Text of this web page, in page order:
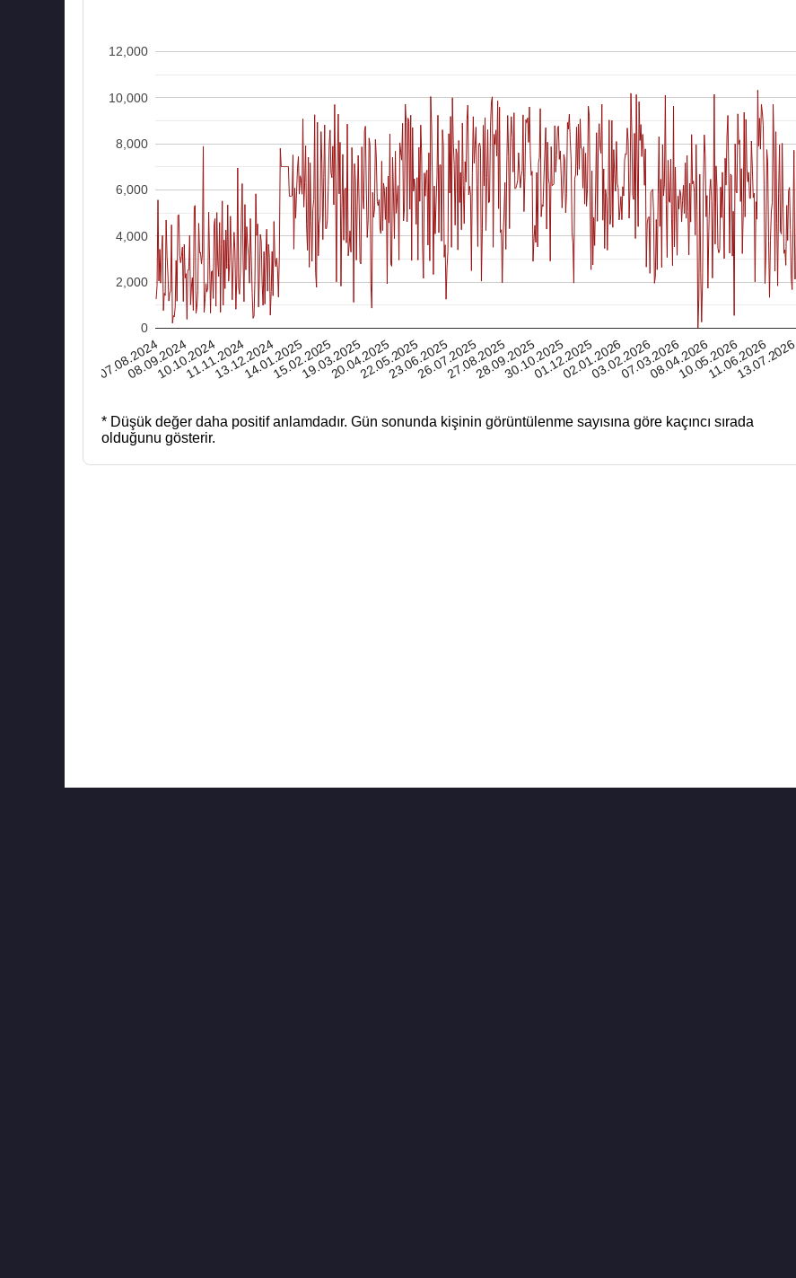
07.08.2024
08.09.2024
10.10.2024
11.11.2024
13.12.2024
14.01.2025
15.02.2025
19.03.2025
20.04.2025
22.05.2025
23.06.2025
26.07.2025
27.08.2025
28.09.2025
30.10.2025
01.12.2025
02.01.2026
03.02.2026
07.03.2026
08.04.2026
10.05.2026
11.06.2026
13.07.2026
0
2,000
4,000
6,000
8,000
10,000
12,000
* Düşük değer daha positif anlamdadır. Gün sonunda kişinin görüntülenme sayısına göre kaçıncı sırada
olduğunu gösterir.